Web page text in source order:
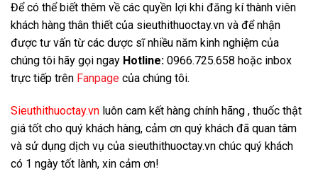
Để có thể biết thêm về các quyền lợi khi đăng kí thành viên
khách hàng thân thiết của sieuthithuoctay.vn và để nhận
được tư vấn từ các dược sĩ nhiều năm kinh nghiệm của
chúng tôi hãy gọi ngay Hotline: 0966.725.658 hoặc inbox
trực tiếp trên Fanpage của chúng tôi.
Sieuthithuoctay.vn luôn cam kết hàng chính hãng , thuốc thật
giá tốt cho quý khách hàng, cảm ơn quý khách đã quan tâm
và sử dụng dịch vụ của sieuthithuoctay.vn chúc quý khách
có 1 ngày tốt lành, xin cảm ơn!